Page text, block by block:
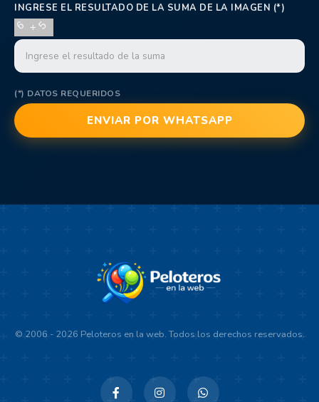
INGRESE EL RESULTADO DE LA SUMA DE LA IMAGEN (*)
(*) DATOS REQUERIDOS
© 2006 - 2026 Peloteros en la web. Todos los derechos reservados.